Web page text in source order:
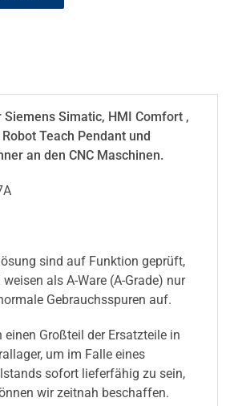
Simatic, HMI Comfort ,
Teach Pendant und
an den CNC Maschinen.
sind auf Funktion geprüft,
als A-Ware (A-Grade) nur
Gebrauchsspuren auf.
einen Großteil der Ersatzteile in
um im Falle eines
sofort lieferfähig zu sein,
wir zeitnah beschaffen.